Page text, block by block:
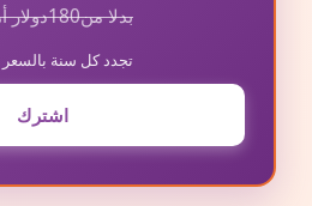
بدلا من180دولار
تجدد كل سنة بالسعر
اشترك